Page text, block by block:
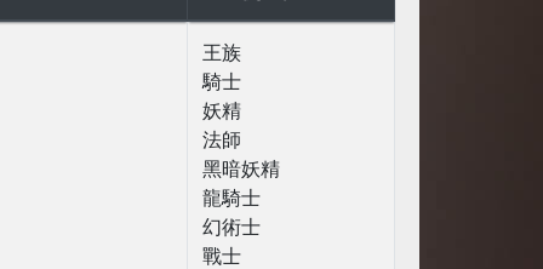
王族
騎士
妖精
法師
黑暗妖精
龍騎士
幻術士
戰士